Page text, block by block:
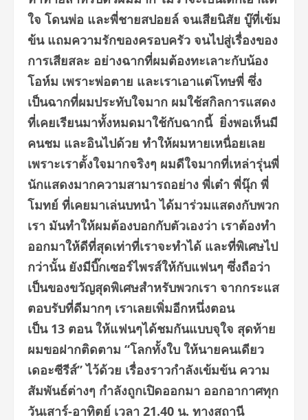
ใจ โดนพ่อ และพี่ชายสปอยล์ จนเสียนิสัย บู๊ที่เข้ม
ข้น แถมความรักของครอบครัว จนไปสู่เรื่องของ
การเสียสละ อย่างฉากที่ผมต้องทะเลาะกับน้อง
โอห์ม เพราะพ่อตาย และเราเอาแต่โทษพี่ ซึ่ง
เป็นฉากที่ผมประทับใจมาก ผมใช้สกิลการแสดง
ที่เคยเรียนมาทั้งหมดมาใช้กับฉากนี้ ยิ่งพอเห็นมี
คนชม และอินไปด้วย ทำให้ผมหายเหนื่อยเลย
เพราะเราตั้งใจมากจริงๆ ผมดีใจมากที่เหล่ารุ่นพี่
นักแสดงมากความสามารถอย่าง พี่เต๋า พี่นุ๊ก พี่
โมทย์ ที่เคยมาเล่นบทนำ ได้มาร่วมแสดงกับพวก
เรา มันทำให้ผมต้องบอกกับตัวเองว่า เราต้องทำ
ออกมาให้ดีที่สุดเท่าที่เราจะทำได้ และที่พิเศษไป
กว่านั้น ยังมีบิ๊กเซอร์ไพรส์ให้กับแฟนๆ ซึ่งถือว่า
เป็นของขวัญสุดพิเศษสำหรับพวกเรา จากกระแส
ตอบรับที่ดีมากๆ เราเลยเพิ่มอีกหนึ่งตอน
เป็น 13 ตอน ให้แฟนๆได้ชมกันแบบจุใจ สุดท้าย
ผมขอฝากติดตาม “โลกทั้งใบ ให้นายคนเดียว
เดอะซีรีส์” ไว้ด้วย เรื่องราวกำลังเข้มข้น ความ
สัมพันธ์ต่างๆ กำลังถูกเปิดออกมา ออกอากาศทุก
วันเสาร์-อาทิตย์ เวลา 21.40 น. ทางสถานี